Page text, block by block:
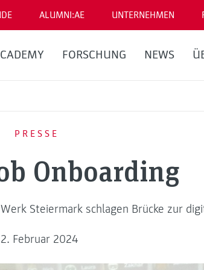
ALUMNI:AE UNTERNEHMEN
FORSCHUNG NEWS
PRESSE
Onboarding
Steiermark schlagen Brücke zur
Februar 2024